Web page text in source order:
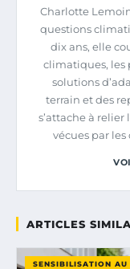
Charlotte
questions
dix ans, elle
climatiques, les
solutions
terrain et des
s’attache à
vécues par
ARTICLES
SENSIBILISATION AU